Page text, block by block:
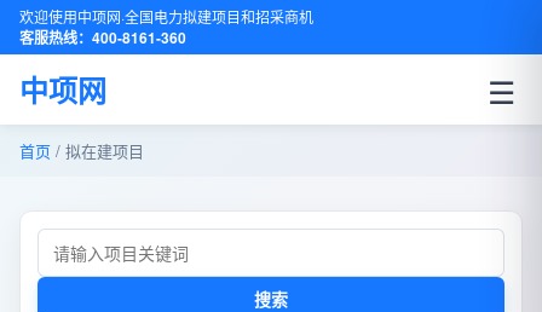
欢迎使用中项网·全国电力拟建项目和招采商机
客服热线：400-8161-360
中项网 ☰
首页 / 拟在建项目
搜索